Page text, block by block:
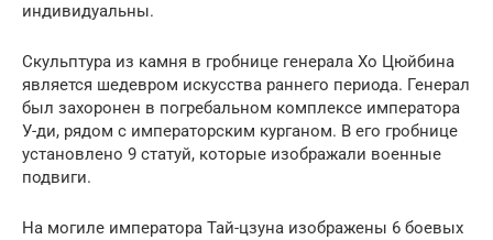
индивидуальны.
Скульптура из камня в гробнице генерала Хо Цюйбина
является шедевром искусства раннего периода. Генерал
был захоронен в погребальном комплексе императора
У-ди, рядом с императорским курганом. В его гробнице
установлено 9 статуй, которые изображали военные
подвиги.
На могиле императора Тай-цзуна изображены 6 боевых